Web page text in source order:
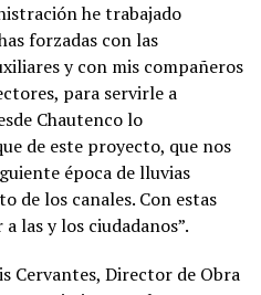
he trabajado
forzadas con las
y con mis compañeros
para servirle a
Chautenco lo
de este proyecto, que nos
época de lluvias
de los canales. Con estas
las y los ciudadanos”.
Cervantes, Director de Obra